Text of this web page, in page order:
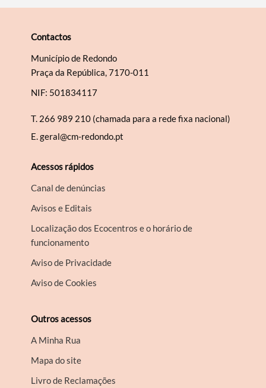
Contactos
Município de Redondo
Praça da República, 7170-011
NIF: 501834117
T. 266 989 210 (chamada para a rede fixa nacional)
E.geral@cm-redondo.pt
Acessos rápidos
Canal de denúncias
Avisos e Editais
Localização dos Ecocentros e o horário de
funcionamento
Aviso de Privacidade
Aviso de Cookies
Outros acessos
A Minha Rua
Mapa do site
Livro de Reclamações